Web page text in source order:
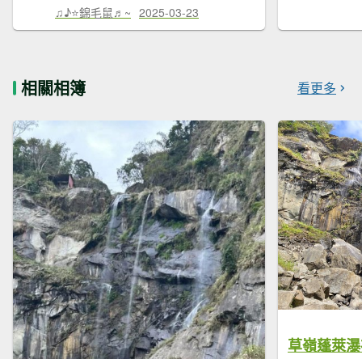
♫♪⭐錦毛鼠♬~ 2025-03-23
相關相簿 看更多
草嶺蓬萊